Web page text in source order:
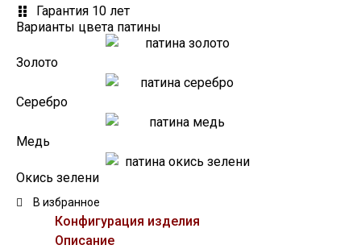
Гарантия 10 лет
Варианты цвета патины
Золото
Серебро
Медь
Окись зелени
В избранное
Конфигурация изделия
Описание